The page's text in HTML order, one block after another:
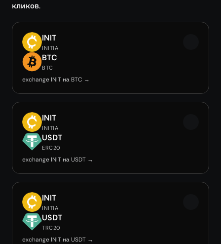
кликов.
INIT
INITIA
BTC
BTC
exchange INIT на BTC →
INIT
INITIA
USDT
ERC20
exchange INIT на USDT →
INIT
INITIA
USDT
TRC20
exchange INIT на USDT →